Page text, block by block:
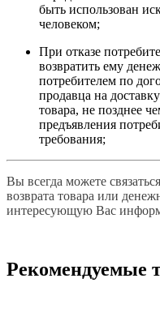
быть использован
человеком;
При отказе
возвратить ему
потребителем по
продавца на
товара, не позднее
предъявления
требования;
Вы всегда можете
возврата товара или
интересующую Вас
Рекомендуемые